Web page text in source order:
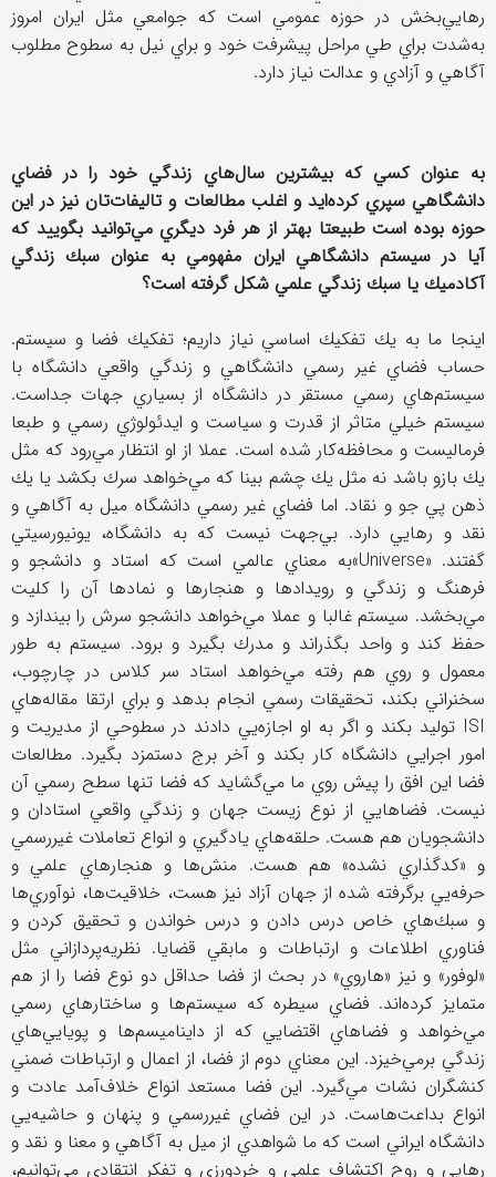
رهايي‌بخش در حوزه عمومي است كه جوامعي مثل ايران امروز
به‌شدت براي طي مراحل پيشرفت خود و براي نيل به سطوح مطلوب
آگاهي و آزادي و عدالت نياز دارد.
به عنوان كسي كه بيشترين سال‌هاي زندگي خود را در فضاي
دانشگاهي سپري كرده‌‌ايد و اغلب مطالعات و تاليفات‌تان نيز در اين
حوزه بوده است طبيعتا بهتر از هر فرد ديگري مي‌توانيد بگوييد كه
آيا در سيستم دانشگاهي ايران مفهومي به عنوان سبك زندگي
آكادميك يا سبك زندگي علمي شكل گرفته است؟
اينجا ما به يك تفكيك اساسي نياز داريم؛ تفكيك فضا و سيستم.
حساب فضاي غير رسمي دانشگاهي و زندگي واقعي دانشگاه با
سيستم‌هاي رسمي مستقر در دانشگاه از بسياري جهات جداست.
سيستم خيلي متاثر از قدرت و سياست و ايدئولوژي رسمي و طبعا
فرماليست و محافظه‌كار شده است. عملا از او انتظار مي‌رود كه مثل
يك بازو باشد نه مثل يك چشم بينا كه مي‌خواهد سرك بكشد يا يك
ذهن پي جو و نقاد. اما فضاي غير رسمي دانشگاه ميل به آگاهي و
نقد و رهايي دارد. بي‌جهت نيست كه به دانشگاه، يونيورسيتي
گفتند. «Universe»به معناي عالمي است كه استاد و دانشجو و
فرهنگ و زندگي و رويدادها و هنجارها و نمادها آن را كليت
مي‌بخشد. سيستم غالبا و عملا مي‌خواهد دانشجو سرش را بيندازد و
حفظ كند و واحد بگذراند و مدرك بگيرد و برود. سيستم به طور
معمول و روي هم رفته مي‌خواهد استاد سر كلاس در چارچوب،
سخنراني بكند، تحقيقات رسمي انجام بدهد و براي ارتقا مقاله‌هاي
ISI توليد بكند و اگر به او اجازه‌يي دادند در سطوحي از مديريت و
امور اجرايي دانشگاه كار بكند و آخر برج دستمزد بگيرد. مطالعات
فضا اين افق را پيش روي ما مي‌گشايد كه فضا تنها سطح رسمي آن
نيست. فضاهايي از نوع زيست جهان و زندگي واقعي استادان و
دانشجويان هم هست. حلقه‌هاي يادگيري و انواع تعاملات غيررسمي
و «كدگذاري نشده» هم هست. منش‌ها و هنجارهاي علمي و
حرفه‌يي برگرفته شده از جهان آزاد نيز هست، خلاقيت‌ها، نوآوري‌ها
و سبك‌هاي خاص درس دادن و درس خواندن و تحقيق كردن و
فناوري اطلاعات و ارتباطات و مابقي قضايا. نظريه‌پردازاني مثل
«لوفور» و نيز «هاروي» در بحث از فضا حداقل دو نوع فضا را از هم
متمايز كرده‌اند. فضاي سيطره كه سيستم‌ها و ساختارهاي رسمي
مي‌خواهد و فضاهاي اقتضايي كه از دايناميسم‌ها و پويايي‌هاي
زندگي برمي‌خيزد. اين معناي دوم از فضا، از اعمال و ارتباطات ضمني
كنشگران نشات مي‌گيرد. اين فضا مستعد انواع خلاف‌آمد عادت و
انواع بداعت‌هاست. در اين فضاي غيررسمي و پنهان و حاشيه‌يي
دانشگاه ايراني است كه ما شواهدي از ميل به آگاهي و معنا و نقد و
رهايي و روح اكتشاف علمي و خردورزي و تفكر انتقادي مي‌توانيم،